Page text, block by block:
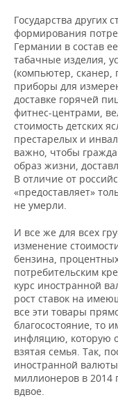
Государства других
формирования
Германии в состав
табачные изделия,
(компьютер,
приборы для
доставке горячей
фитнес-центрами,
стоимость детских
престарелых и
важно, чтобы
образ жизни,
В отличие от
«предоставляет»
не умерли.
И все же для всех
изменение
бензина,
потребительским
курс иностранной
рост ставок на
все эти товары
благосостояние, то
инфляцию, которую
взятая семья. Так,
иностранной
миллионеров в 2014
вдвое.